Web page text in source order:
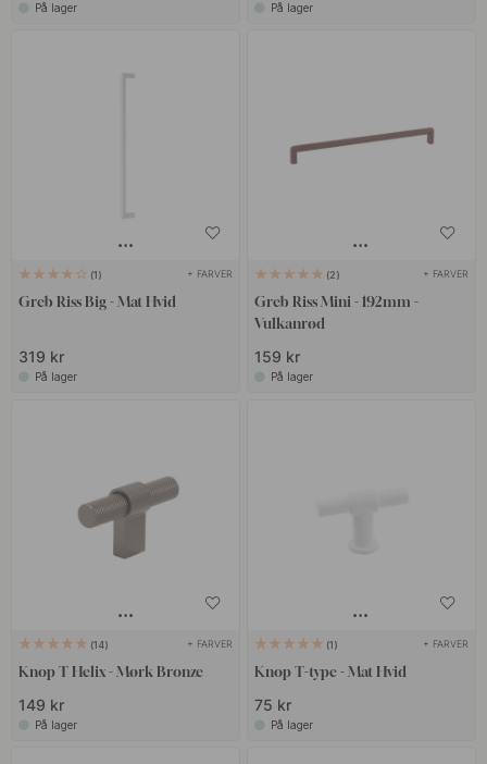
På lager På lager
1 + FARVER
Greb Riss Big - Mat Hvid
319 kr
På lager
2 + FARVER
Greb Riss Mini - 192mm -
Vulkanrød
159 kr
På lager
14 + FARVER
Knop T Helix - Mørk Bronze
149 kr
På lager
1 + FARVER
Knop T-type - Mat Hvid
75 kr
På lager